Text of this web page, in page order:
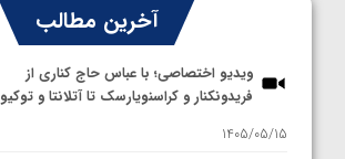
آخرین مطالب
ویدیو اختصاصی؛ با عباس حاج کناری از
فریدونکنار و کراسنویارسک تا آتلانتا و توکیو
1405/05/15